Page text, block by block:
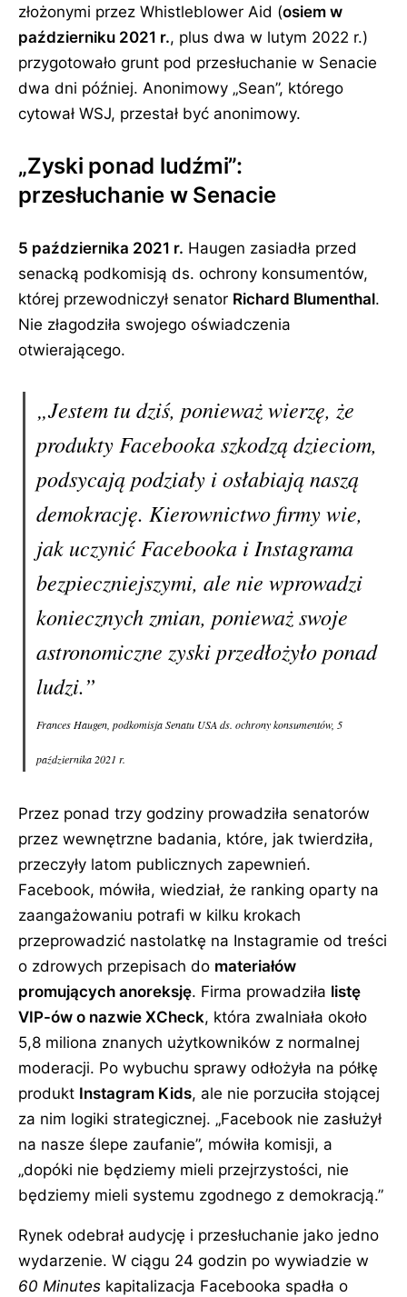
złożonymi przez Whistleblower Aid (osiem w
październiku 2021 r., plus dwa w lutym 2022 r.)
przygotowało grunt pod przesłuchanie w Senacie
dwa dni później. Anonimowy Sean , którego
cytował WSJ, przestał być anonimowy.
„Zyski ponad ludźmi”:
przesłuchanie w Senacie
5 października 2021 r. Haugen zasiadła przed
senacką podkomisją ds. ochrony konsumentów,
której przewodniczył senator Richard Blumenthal.
Nie złagodziła swojego oświadczenia
otwierającego.
„Jestem tu dziś, ponieważ wierzę, że
produkty Facebooka szkodzą dzieciom,
podsycają podziały i osłabiają naszą
demokrację. Kierownictwo firmy wie,
jak uczynić Facebooka i Instagrama
bezpieczniejszymi, ale nie wprowadzi
koniecznych zmian, ponieważ swoje
astronomiczne zyski przedłożyło ponad
ludzi.”
Frances Haugen, podkomisja Senatu USA ds. ochrony konsumentów, 5
października 2021 r.
Przez ponad trzy godziny prowadziła senatorów
przez wewnętrzne badania, które, jak twierdziła,
przeczyły latom publicznych zapewnień.
Facebook, mówiła, wiedział, że ranking oparty na
zaangażowaniu potrafi w kilku krokach
przeprowadzić nastolatkę na Instagramie od treści
o zdrowych przepisach do materiałów
promujących anoreksję. Firma prowadziła listę
VIP-ów o nazwie XCheck, która zwalniała około
5,8 miliona znanych użytkowników z normalnej
moderacji. Po wybuchu sprawy odłożyła na półkę
produkt Instagram Kids, ale nie porzuciła stojącej
za nim logiki strategicznej.
Facebook nie zasłużył
na nasze ślepe zaufanie , mówiła komisji, a
dopóki nie będziemy mieli przejrzystości, nie
będziemy mieli systemu zgodnego z demokracją.
Rynek odebrał audycję i przesłuchanie jako jedno
wydarzenie. W ciągu 24 godzin po wywiadzie w
60 Minutes kapitalizacja Facebooka spadła o